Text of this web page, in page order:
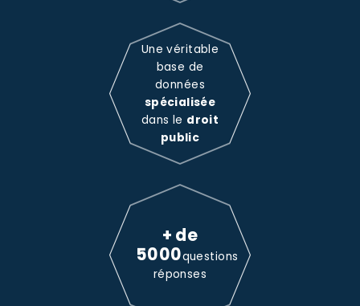
Une véritable
base de
données
spécialisée
dans le droit
public
+ de
5000questions
réponses